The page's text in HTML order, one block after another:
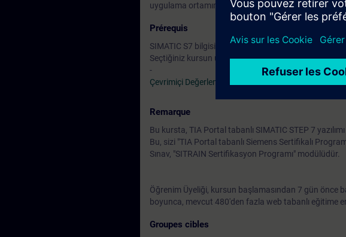
uygulama ortamımızdaki çok sayıda pratik odaklı
Prérequis
SIMATIC S7 bilgisi (TIA-PRO1'e karşılık gelen) ve bu
Seçtiğiniz kursun uzmanlık alanınıza uygun
-
Çevrimiçi Değerlendirme Testi
Remarque
Bu kursta, TIA Portal tabanlı SIMATIC STEP 7
Bu, sizi "TIA Portal tabanlı Siemens Sertifikalı
Sınav, "SITRAIN Sertifikasyon Programı" modülüdür.
Öğrenim Üyeliği, kursun başlamasından 7 gün önce
boyunca, mevcut 480'den fazla web tabanlı eğitime
Groupes cibles